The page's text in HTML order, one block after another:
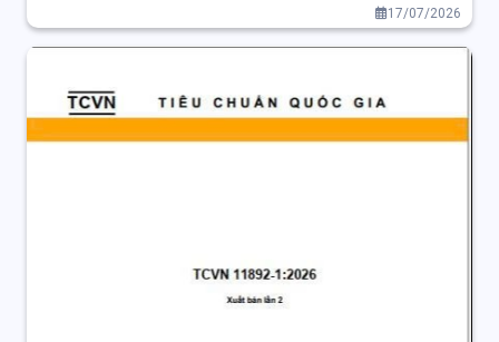
Hội thảo quốc tế "Mở rộng cơ hội thị trường cho nông
sản Việt Nam thông qua ứng dụng nền tảng số và AI
17/07/2026